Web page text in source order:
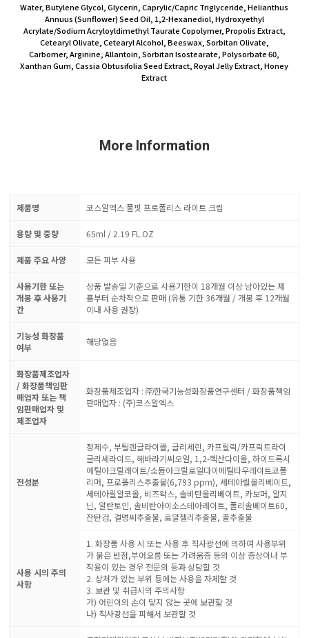
Water, Butylene Glycol, Glycerin, Caprylic/Capric Triglyceride, Helianthus
Annuus (Sunflower) Seed Oil, 1,2-Hexanediol, Hydroxyethyl
Acrylate/Sodium Acryloyldimethyl Taurate Copolymer, Propolis Extract,
Cetearyl Olivate, Cetearyl Alcohol, Beeswax, Sorbitan Olivate,
Carbomer, Arginine, Allantoin, Sorbitan Isostearate, Polysorbate 60,
Xanthan Gum, Cassia Obtusifolia Seed Extract, Royal Jelly Extract, Honey
Extract
More Information
제품명 코스알엑스 풀핏 프로폴리스 라이트 크림
용량 및 중량 65ml / 2.19 FL.OZ
제품 주요 사양 모든 피부 사용
사용기한 또는
개봉 후 사용기
간
상품 발송일 기준으로 사용기한이 18개월 이상 남아있는 제
품부터 순차적으로 판매 (유통 기한 36개월 / 개봉 후 12개월
이내 사용 권장)
기능성 화장품
여부
해당없음
화장품제조업자
/ 화장품책임판
매업자 또는 책
임판매업자 및
제조업자
화장품제조업자 : ㈜한국기능성화장품연구센터 / 화장품책임
판매업자 : (주)코스알엑스
전성분
정제수, 부틸렌글라이콜, 글리세린, 카프릴릭/카프릭트라이
글리세라이드, 해바라기씨오일, 1,2-헥산다이올, 하이드록시
에틸아크릴레이트/소듐아크릴로일다이메틸타우레이트코폴
리머, 프로폴리스추출물(6,793 ppm), 세테아릴올리베이트,
세테아릴알코올, 비즈왁스, 솔비탄올리베이트, 카보머, 알지
닌, 알란토인, 솔비탄아이소스테아레이트, 폴리솔베이트60,
잔탄검, 결명씨추출물, 로얄젤리추출물, 꿀추출물
사용 시의 주의
사항
1. 화장품 사용 시 또는 사용 후 직사광선에 의하여 사용부위
가 붉은 반점,부어오름 또는 가려움증 등의 이상 증상이나 부
작용이 있는 경우 전문의 등과 상담할 것
2. 상처가 있는 부위 등에는 사용을 자제할 것
3. 보관 및 취급시의 주의사항
가) 어린이의 손이 닿지 않는 곳에 보관할 것
나) 직사광선을 피해서 보관할 것